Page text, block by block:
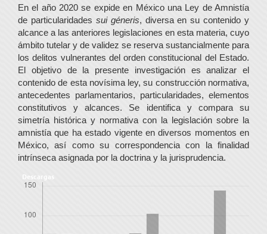
En el año 2020 se expide en México una Ley de Amnistía
de particularidades sui géneris, diversa en su contenido y
alcance a las anteriores legislaciones en esta materia, cuyo
ámbito tutelar y de validez se reserva sustancialmente para
los delitos vulnerantes del orden constitucional del Estado.
El objetivo de la presente investigación es analizar el
contenido de esta novísima ley, su construcción normativa,
antecedentes parlamentarios, particularidades, elementos
constitutivos y alcances. Se identifica y compara su
simetría histórica y normativa con la legislación sobre la
amnistía que ha estado vigente en diversos momentos en
México, así como su correspondencia con la finalidad
intrínseca asignada por la doctrina y la jurisprudencia.
Descargas